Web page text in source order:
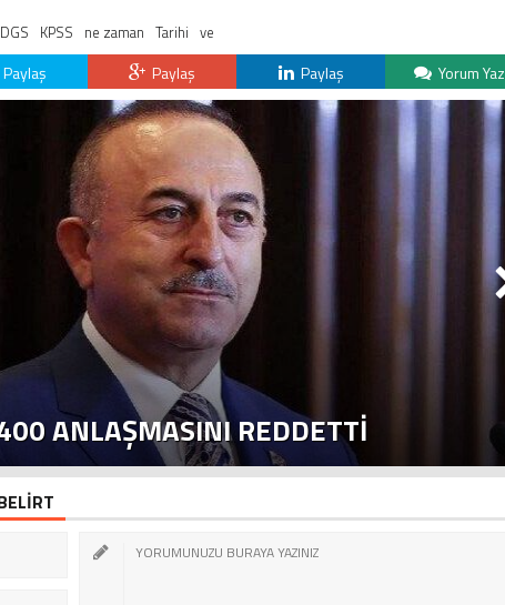
DGS KPSS ne zaman Tarihi ve
Paylaş Paylaş Paylaş Yorum Yaz
ANLAŞMASINI REDDETTI